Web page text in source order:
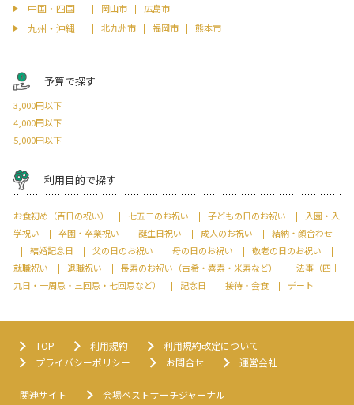
中国・四国 岡山市 広島市
九州・沖縄 北九州市 福岡市 熊本市
予算で探す
3,000円以下
4,000円以下
5,000円以下
利用目的で探す
お食初め（百日の祝い） 七五三のお祝い 子どもの日のお祝い
入園・入
学祝い
卒園・卒業祝い 誕生日祝い 成人のお祝い
結納・顔合わせ
結婚記念日
父の日のお祝い 母の日のお祝い
敬老の日のお祝い
就職祝い
退職祝い 長寿のお祝い（古希・喜寿・米寿など）
法事（四十
九日・一周忌・三回忌・七回忌など）
記念日 接待・会食 デート
TOP 利用規約
利用規約改定について
プライバシーポリシー
お問合せ 運営会社
関連サイト
会場ベストサーチジャーナル